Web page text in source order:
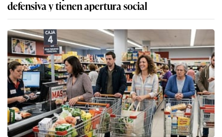
defensiva y tienen apertura social